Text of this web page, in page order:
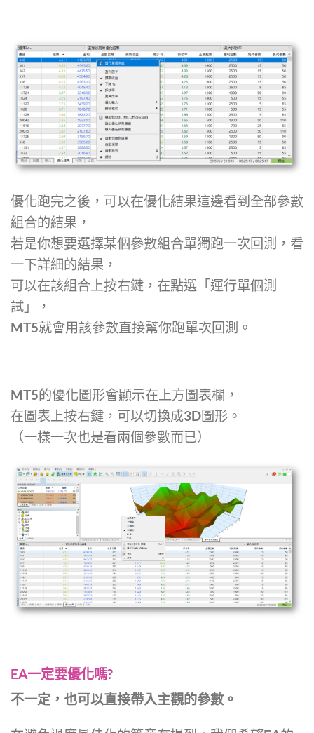
優化跑完之後，可以在優化結果這邊看到全部參數
組合的結果，
若是你想要選擇某個參數組合單獨跑一次回測，看
一下詳細的結果，
可以在該組合上按右鍵，在點選「運行單個測
試」，
MT5就會用該參數直接幫你跑單次回測。
MT5的優化圖形會顯示在上方圖表欄，
在圖表上按右鍵，可以切換成3D圖形。
（一樣一次也是看兩個參數而已）
EA一定要優化嗎?
不一定，也可以直接帶入主觀的參數。